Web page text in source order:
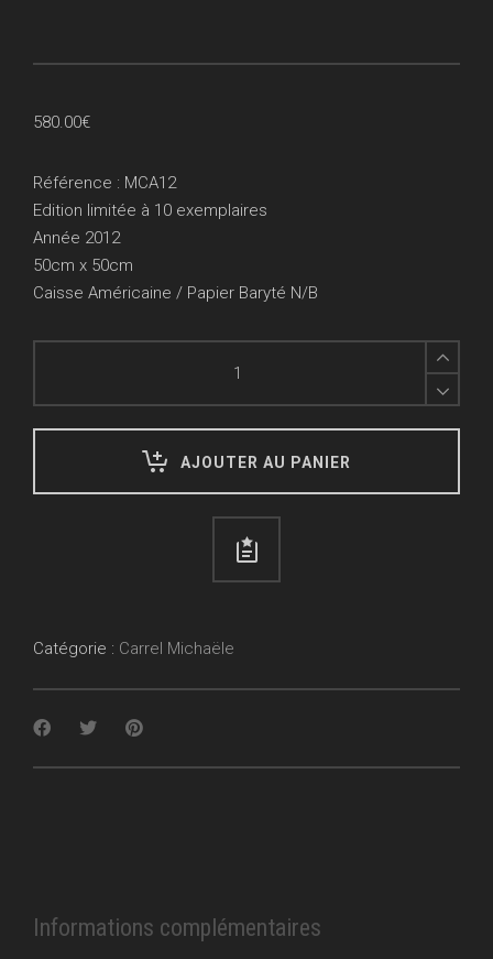
580.00€
Référence : MCA12
Edition limitée à 10 exemplaires
Année 2012
50cm x 50cm
Caisse Américaine / Papier Baryté N/B
AJOUTER AU PANIER
Catégorie : Carrel Michaële
Informations complémentaires